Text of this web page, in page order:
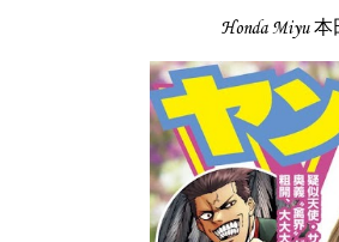
Honda Miyu